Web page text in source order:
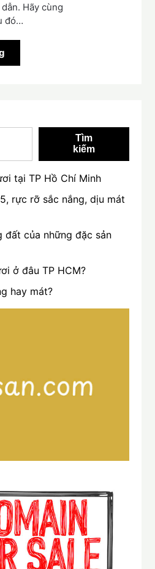
Hãy cùng
đó…
Tìm
kiếm
tại TP Hồ Chí Minh
rực rỡ sắc nắng, dịu mát
đất của những đặc sản
ở đâu TP HCM?
hay mát?